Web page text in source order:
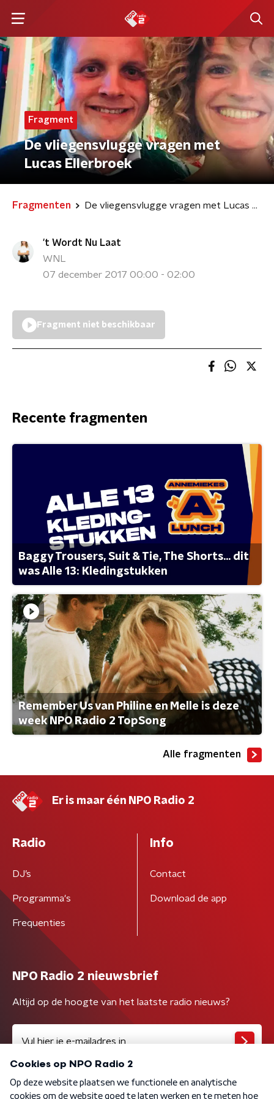
Fragment
De vliegensvlugge vragen met
Lucas Ellerbroek
Fragmenten De vliegensvlugge vragen met Lucas Ellerbroek
't Wordt Nu Laat
WNL
07 december 2017 00:00 - 02:00
Fragment niet beschikbaar
Recente fragmenten
Baggy Trousers, Suit & Tie, The Shorts... dit
was Alle 13: Kledingstukken
Remember Us van Philine en Melle is deze
week NPO Radio 2 TopSong
Alle fragmenten
Er is maar één NPO Radio 2
Radio
DJ’s
Programma's
Frequenties
Info
Contact
Download de app
NPO Radio 2 nieuwsbrief
Altijd op de hoogte van het laatste radio nieuws?